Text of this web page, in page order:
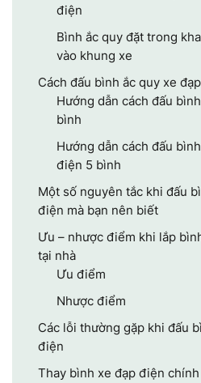
điện
Bình ắc quy đặt trong
vào khung xe
Cách đấu bình ắc quy xe
Hướng dẫn cách đấu
bình
Hướng dẫn cách đấu
điện 5 bình
Một số nguyên tắc khi đấu
điện mà bạn nên biết
Ưu – nhược điểm khi lắp
tại nhà
Ưu điểm
Nhược điểm
Các lỗi thường gặp khi đấu
điện
Thay bình xe đạp điện